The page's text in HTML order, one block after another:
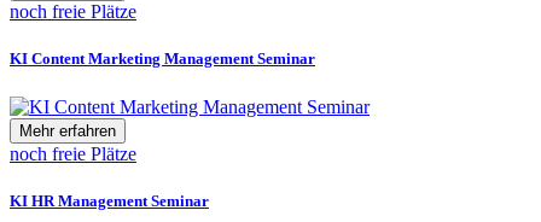
noch freie Plätze
KI Content Marketing Management Seminar
Mehr erfahren
noch freie Plätze
KI HR Management Seminar